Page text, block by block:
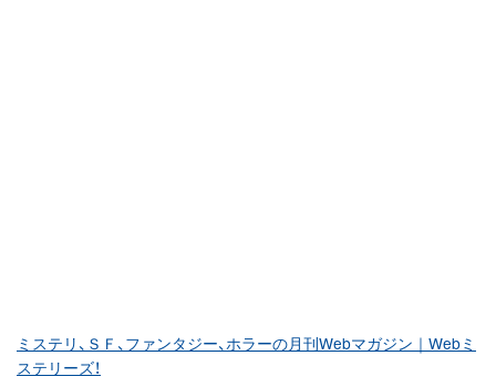
ミステリ、ＳＦ、ファンタジー、ホラーの月刊Webマガジン｜Webミ
ステリーズ！